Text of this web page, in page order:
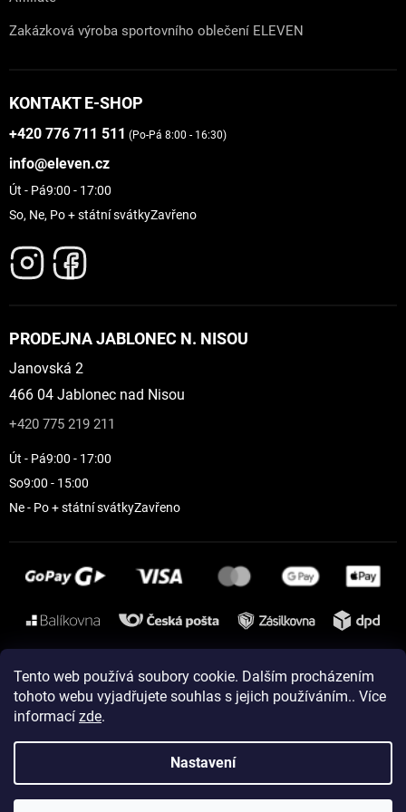
Tento web používá soubory cookie. Dalším procházením
tohoto webu vyjadřujete souhlas s jejich používáním.. Více
informací zde.
Nastavení
Zakázková výroba sportovního oblečení ELEVEN
KONTAKT E-SHOP
+420 776 711 511 (Po-Pá 8:00 - 16:30)
info@eleven.cz
Út - Pá9:00 - 17:00
So, Ne, Po + státní svátkyZavřeno
PRODEJNA JABLONEC N. NISOU
Janovská 2
466 04 Jablonec nad Nisou
+420 775 219 211
Út - Pá9:00 - 17:00
So9:00 - 15:00
Ne - Po + státní svátkyZavřeno
Instagram
Vytvořil Shoptet
Copyright 2026ELEVEN sportswear. Všechna práva vyhrazena.